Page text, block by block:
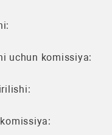
uchun komissiya: